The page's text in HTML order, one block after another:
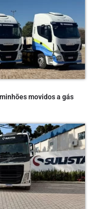
movidos a gás